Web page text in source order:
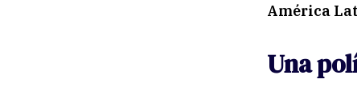
América
Una